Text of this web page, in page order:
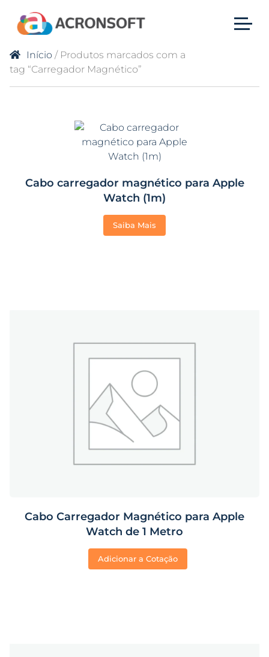
Início / Produtos marcados com a
tag “Carregador Magnético”
Cabo carregador magnético para Apple
Watch (1m)
Saiba Mais
Cabo Carregador Magnético para Apple
Watch de 1 Metro
Adicionar a Cotação